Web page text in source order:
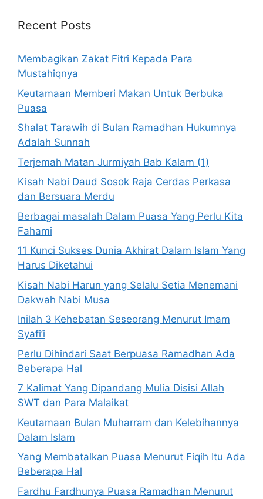
Recent Posts
Membagikan Zakat Fitri Kepada Para
Mustahiqnya
Keutamaan Memberi Makan Untuk Berbuka
Puasa
Shalat Tarawih di Bulan Ramadhan Hukumnya
Adalah Sunnah
Terjemah Matan Jurmiyah Bab Kalam (1)
Kisah Nabi Daud Sosok Raja Cerdas Perkasa
dan Bersuara Merdu
Berbagai masalah Dalam Puasa Yang Perlu Kita
Fahami
11 Kunci Sukses Dunia Akhirat Dalam Islam Yang
Harus Diketahui
Kisah Nabi Harun yang Selalu Setia Menemani
Dakwah Nabi Musa
Inilah 3 Kehebatan Seseorang Menurut Imam
Syafi’i
Perlu Dihindari Saat Berpuasa Ramadhan Ada
Beberapa Hal
7 Kalimat Yang Dipandang Mulia Disisi Allah
SWT dan Para Malaikat
Keutamaan Bulan Muharram dan Kelebihannya
Dalam Islam
Yang Membatalkan Puasa Menurut Fiqih Itu Ada
Beberapa Hal
Fardhu Fardhunya Puasa Ramadhan Menurut